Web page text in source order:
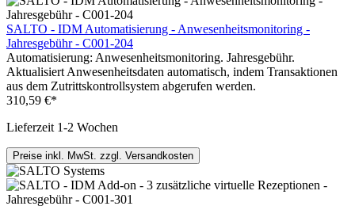
SALTO - IDM Automatisierung - Anwesenheitsmonitoring -
Jahresgebühr - C001-204
Automatisierung: Anwesenheitsmonitoring. Jahresgebühr.
Aktualisiert Anwesenheitsdaten automatisch, indem Transaktionen
aus dem Zutrittskontrollsystem abgerufen werden.
310,59 €*
Lieferzeit 1-2 Wochen
Preise inkl. MwSt. zzgl. Versandkosten